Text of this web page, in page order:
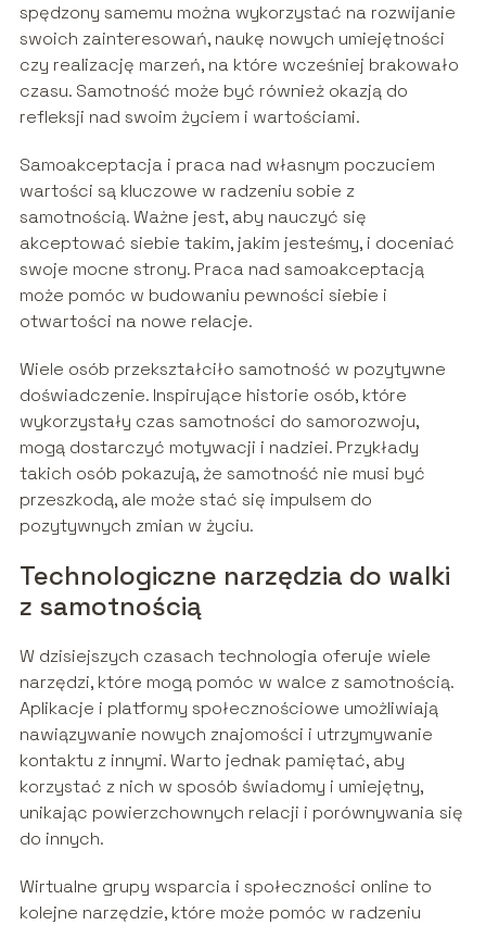
spędzony samemu można wykorzystać na rozwijanie
swoich zainteresowań, naukę nowych umiejętności
czy realizację marzeń, na które wcześniej brakowało
czasu. Samotność może być również okazją do
refleksji nad swoim życiem i wartościami.
Samoakceptacja i praca nad własnym poczuciem
wartości są kluczowe w radzeniu sobie z
samotnością. Ważne jest, aby nauczyć się
akceptować siebie takim, jakim jesteśmy, i doceniać
swoje mocne strony. Praca nad samoakceptacją
może pomóc w budowaniu pewności siebie i
otwartości na nowe relacje.
Wiele osób przekształciło samotność w pozytywne
doświadczenie. Inspirujące historie osób, które
wykorzystały czas samotności do samorozwoju,
mogą dostarczyć motywacji i nadziei. Przykłady
takich osób pokazują, że samotność nie musi być
przeszkodą, ale może stać się impulsem do
pozytywnych zmian w życiu.
Technologiczne narzędzia do walki
z samotnością
W dzisiejszych czasach technologia oferuje wiele
narzędzi, które mogą pomóc w walce z samotnością.
Aplikacje i platformy społecznościowe umożliwiają
nawiązywanie nowych znajomości i utrzymywanie
kontaktu z innymi. Warto jednak pamiętać, aby
korzystać z nich w sposób świadomy i umiejętny,
unikając powierzchownych relacji i porównywania się
do innych.
Wirtualne grupy wsparcia i społeczności online to
kolejne narzędzie, które może pomóc w radzeniu